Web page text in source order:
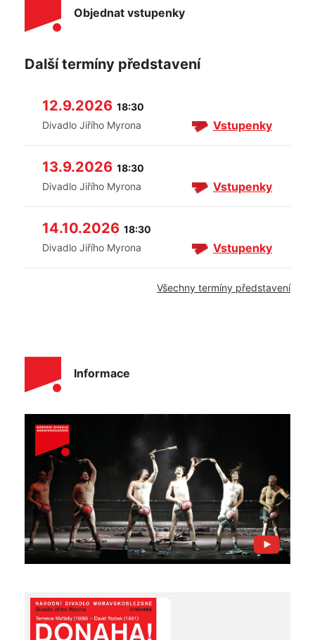
Informace
Objednat vstupenky
Další termíny představení
12.9.2026 18:30
Divadlo Jiřího Myrona
Vstupenky
13.9.2026 18:30
Divadlo Jiřího Myrona
Vstupenky
14.10.2026 18:30
Divadlo Jiřího Myrona
Vstupenky
Všechny termíny představení